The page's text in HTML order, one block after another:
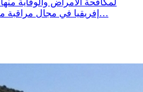
إفريقيا في مجال مراقبة مياه الصرف الصحي والبيئة، في…